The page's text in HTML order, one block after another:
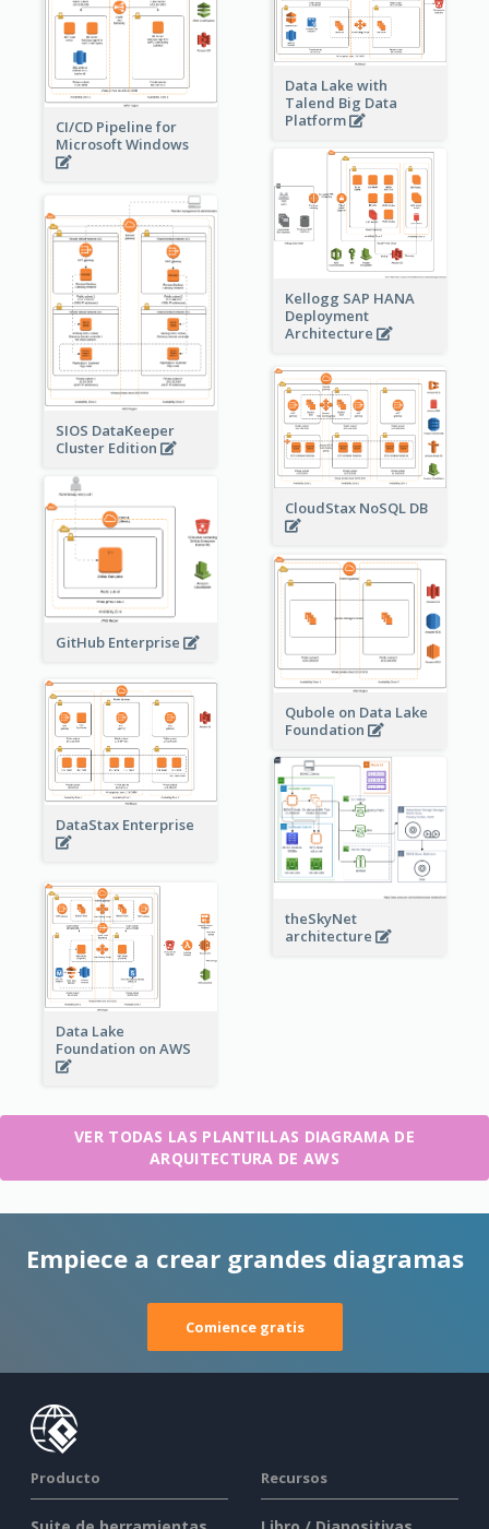
CI/CD Pipeline for
Microsoft Windows
Data Lake with
Talend Big Data
Platform
Kellogg SAP HANA
Deployment
Architecture
SIOS DataKeeper
Cluster Edition
CloudStax NoSQL DB
GitHub Enterprise
Qubole on Data Lake
Foundation
DataStax Enterprise
theSkyNet
architecture
Data Lake
Foundation on AWS
VER TODAS LAS PLANTILLAS DIAGRAMA DE
ARQUITECTURA DE AWS
Empiece a crear grandes diagramas
Comience gratis
Producto Recursos